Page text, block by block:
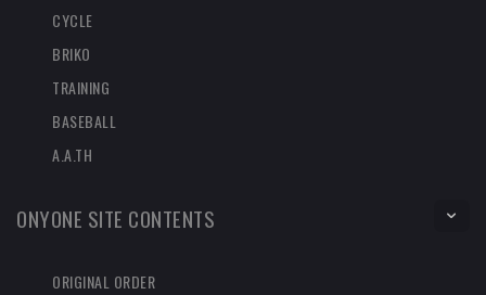
CYCLE
BRIKO
TRAINING
BASEBALL
A.A.TH
ONYONE SITE CONTENTS
ORIGINAL ORDER